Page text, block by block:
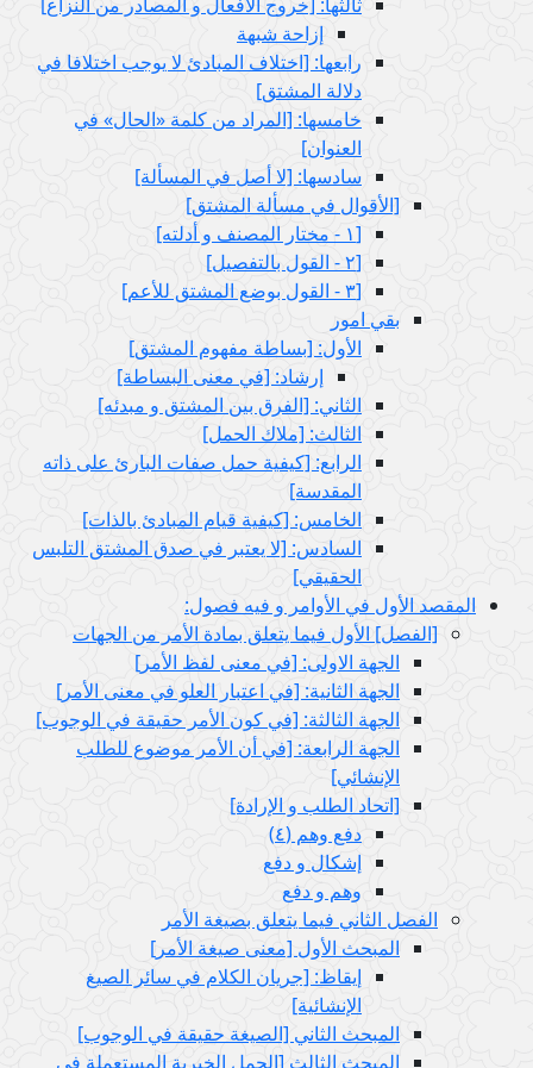
إزاحة شبهة
رابعها: [اختلاف المبادئ لا يوجب اختلافا في
دلالة المشتق‏]
خامسها: [المراد من كلمة «الحال» في
العنوان‏]
سادسها: [لا أصل في المسألة]
[الأقوال في مسألة المشتق‏]
[١ - مختار المصنف و أدلته‏]
[٢ - القول بالتفصيل‏]
[٣ - القول بوضع المشتق للأعم‏]
بقي امور
الأول: [بساطة مفهوم المشتق‏]
إرشاد: [في معنى البساطة]
الثاني: [الفرق بين المشتق و مبدئه‏]
الثالث: [ملاك الحمل‏]
الرابع: [كيفية حمل صفات البارئ على ذاته
المقدسة]
الخامس: [كيفية قيام المبادئ بالذات‏]
السادس: [لا يعتبر في صدق المشتق التلبس
الحقيقي‏]
المقصد الأول في الأوامر و فيه فصول:
[الفصل‏] الأول فيما يتعلق بمادة الأمر من الجهات
الجهة الاولى: [في معنى لفظ الأمر]
الجهة الثانية: [في اعتبار العلو في معنى الأمر]
الجهة الثالثة: [في كون الأمر حقيقة في الوجوب‏]
الجهة الرابعة: [في أن الأمر موضوع للطلب
الإنشائي‏]
[اتحاد الطلب و الإرادة]
دفع وهم (٤)
إشكال و دفع
وهم و دفع
الفصل الثاني فيما يتعلق بصيغة الأمر
المبحث الأول‏ [معنى صيغة الأمر]
إيقاظ: [جريان الكلام في سائر الصيغ
الإنشائية]
المبحث الثاني‏ [الصيغة حقيقة في الوجوب‏]
المبحث الثالث‏ [الجمل الخبرية المستعملة في